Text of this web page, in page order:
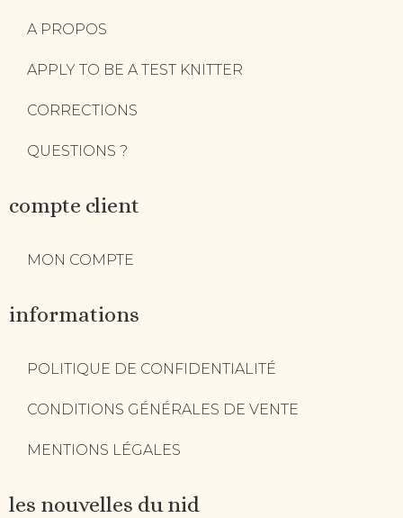
A PROPOS
APPLY TO BE A TEST KNITTER
CORRECTIONS
QUESTIONS ?
compte client
MON COMPTE
informations
POLITIQUE DE CONFIDENTIALITÉ
CONDITIONS GÉNÉRALES DE VENTE
MENTIONS LÉGALES
les nouvelles du nid